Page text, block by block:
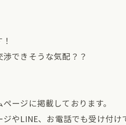
できそうな気配？？
ージに掲載しております。
やLINE、お電話でも受け付け